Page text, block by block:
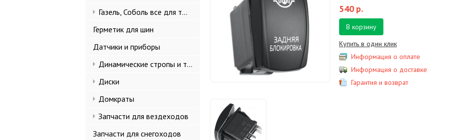
Газель, Соболь все для тюнинга
Герметик для шин
Датчики и приборы
Динамические стропы и такелаж
Диски
Домкраты
Запчасти для вездеходов
Запчасти для снегоходов
540 р.
В корзину
Купить в один клик
Информация о оплате
Информация о доставке
Гарантия и возврат